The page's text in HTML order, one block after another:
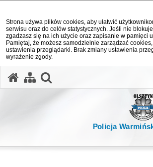
Strona używa plików cookies, aby ułatwić
serwisu oraz do celów statystycznych. Jeśli nie
zgadzasz się na ich użycie oraz zapisanie w pamięci
Pamiętaj, że możesz samodzielnie zarządzać
ustawienia przeglądarki. Brak zmiany ustawienia
wyrażenie zgody.
Policja